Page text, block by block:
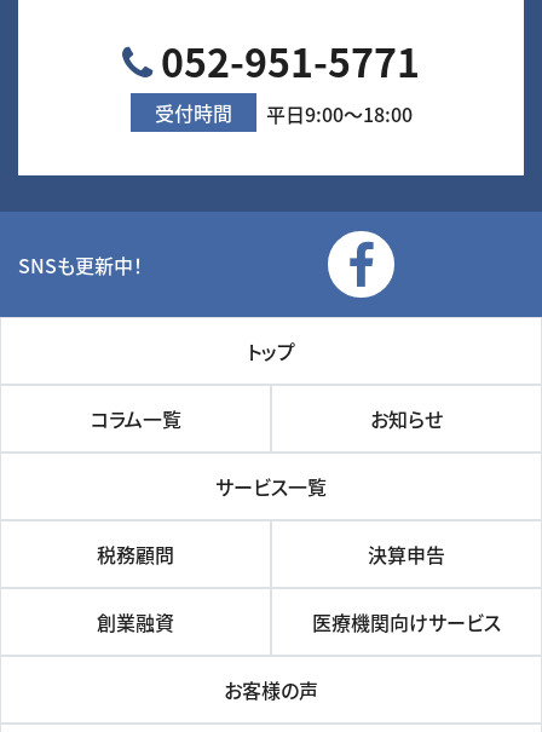
052-951-5771
受付時間 平日9:00～18:00
SNSも更新中！
トップ
コラム一覧 お知らせ
サービス一覧
税務顧問 決算申告
創業融資 医療機関向けサービス
お客様の声